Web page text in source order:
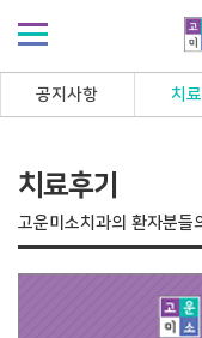
공지사항 치료
치료후기
고운미소치과의 환자분들